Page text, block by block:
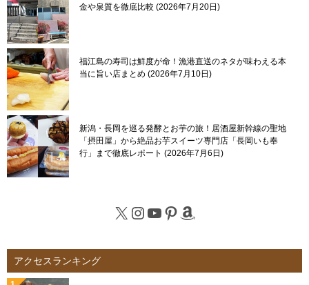
金や泉質を徹底比較 2026年7月20日
福江島の寿司は鮮度が命！漁港直送のネタが味わえる本
当に旨い店まとめ 2026年7月10日
新潟・長岡を巡る発酵とお芋の旅！居酒屋新幹線の聖地
「摂田屋」から絶品お芋スイーツ専門店「長岡いも奉
行」まで徹底レポート
2026年7月6日
X Instagram
YouTube
Pinterest
Amazon
アクセスランキング